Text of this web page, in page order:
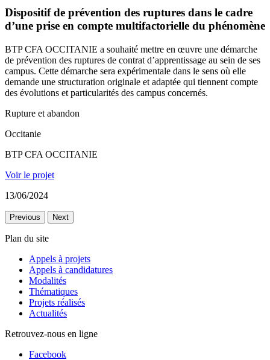
Dispositif de prévention des ruptures dans le cadre
d’une prise en compte multifactorielle du phénomène
BTP CFA OCCITANIE a souhaité mettre en œuvre une démarche
de prévention des ruptures de contrat d’apprentissage au sein de ses
campus. Cette démarche sera expérimentale dans le sens où elle
demande une structuration originale et adaptée qui tiennent compte
des évolutions et particularités des campus concernés.
Rupture et abandon
Occitanie
BTP CFA OCCITANIE
Voir le projet
13/06/2024
Previous Next
Plan du site
Appels à projets
Appels à candidatures
Modalités
Thématiques
Projets réalisés
Actualités
Retrouvez-nous en ligne
Facebook